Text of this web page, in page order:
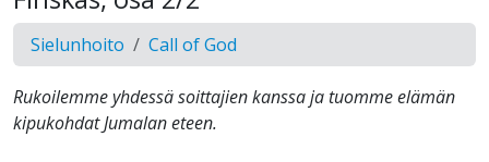
Sielunhoito Call of God
Rukoilemme yhdessä soittajien kanssa ja tuomme elämän
kipukohdat Jumalan eteen.